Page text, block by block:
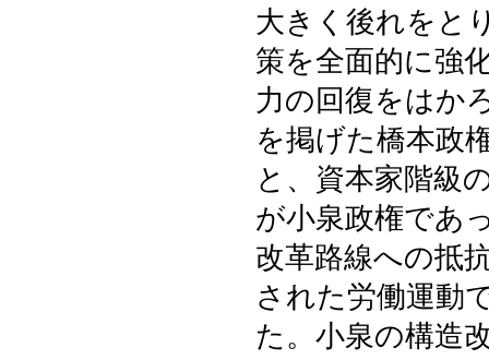
大きく後れをと
策を全面的に強
力の回復をはか
を掲げた橋本政
と、資本家階級
が小泉政権であ
改革路線への抵
された労働運動
た。小泉の構造